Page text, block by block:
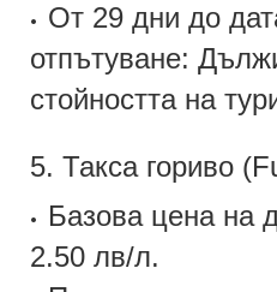
• От 29 дни до
отпътуване:
стойността на
5. Такса гориво
•
Базова цена на
2.50 лв/л.